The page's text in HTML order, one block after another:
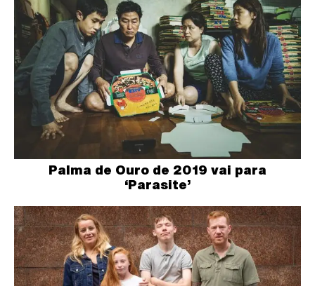
Palma de Ouro de 2019 vai para
‘Parasite’